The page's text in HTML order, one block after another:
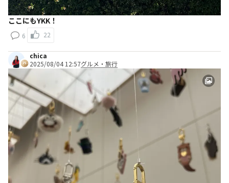
ここにもYKK！
6 22
chica
2025/08/04 12:57グルメ・旅行